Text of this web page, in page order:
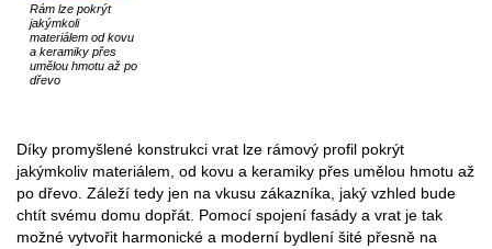
Rám lze pokrýt
jakýmkoli
materiálem od kovu
a keramiky přes
umělou hmotu až po
dřevo
Díky promyšlené konstrukci vrat lze rámový profil pokrýt
jakýmkoliv materiálem, od kovu a keramiky přes umělou hmotu až
po dřevo. Záleží tedy jen na vkusu zákazníka, jaký vzhled bude
chtít svému domu dopřát. Pomocí spojení fasády a vrat je tak
možné vytvořit harmonické a moderní bydlení šité přesně na